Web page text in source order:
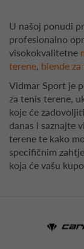
U našoj ponudi
profesionalno
visokokvalitetne
terene, blende
Vidmar Sport je
za tenis terene,
koje će
danas i saznajte
terene te kako
specifičnim
koja će vašu